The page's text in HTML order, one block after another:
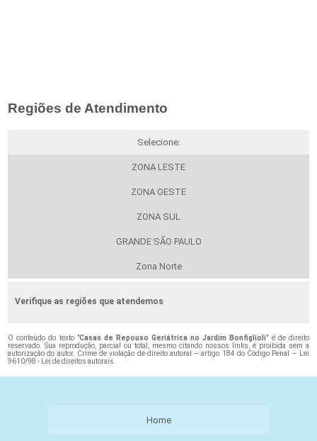
Regiões de Atendimento
Selecione:
ZONA LESTE
ZONA OESTE
ZONA SUL
GRANDE SÃO PAULO
Zona Norte
Verifique as regiões que atendemos
O conteúdo do texto "Casas de Repouso Geriátrica no Jardim Bonfiglioli" é de direito
reservado. Sua reprodução, parcial ou total, mesmo citando nossos links, é proibida sem a
autorização do autor. Crime de violação de direito autoral – artigo 184 do Código Penal –
Lei
9610/98 - Lei de direitos autorais
Home